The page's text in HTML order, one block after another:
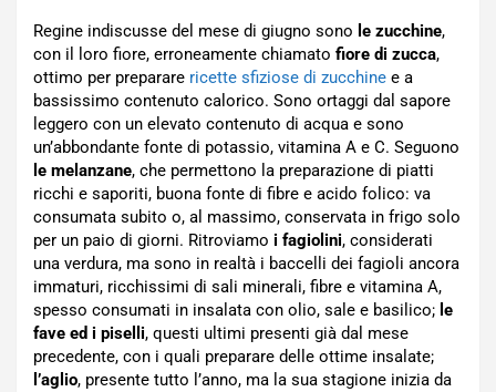
Regine indiscusse del mese di giugno sono le zucchine,
con il loro fiore, erroneamente chiamato fiore di zucca,
ottimo per preparare ricette sfiziose di zucchine e a
bassissimo contenuto calorico. Sono ortaggi dal sapore
leggero con un elevato contenuto di acqua e sono
un’abbondante fonte di potassio, vitamina A e C. Seguono
le melanzane, che permettono la preparazione di piatti
ricchi e saporiti, buona fonte di fibre e acido folico: va
consumata subito o, al massimo, conservata in frigo solo
per un paio di giorni. Ritroviamo i fagiolini, considerati
una verdura, ma sono in realtà i baccelli dei fagioli ancora
immaturi, ricchissimi di sali minerali, fibre e vitamina A,
spesso consumati in insalata con olio, sale e basilico; le
fave ed i piselli, questi ultimi presenti già dal mese
precedente, con i quali preparare delle ottime insalate;
l’aglio, presente tutto l’anno, ma la sua stagione inizia da